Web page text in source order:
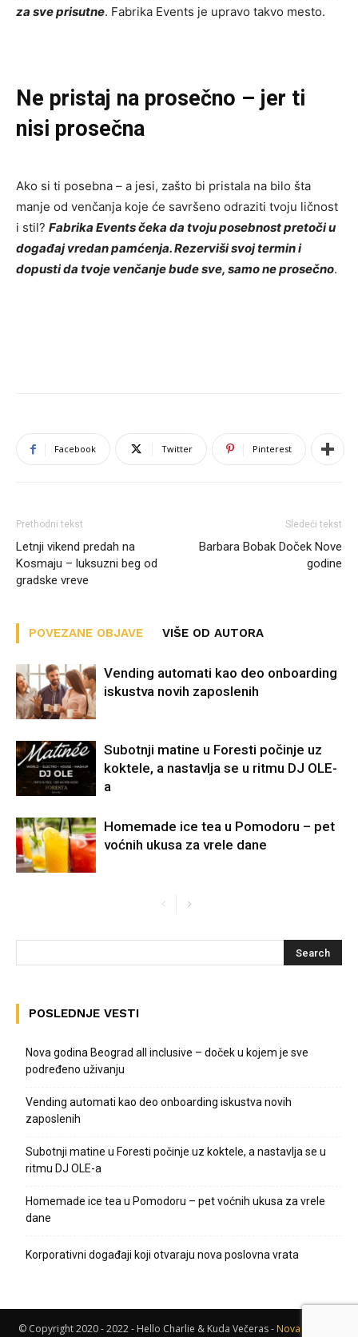
za sve prisutne. Fabrika Events je upravo takvo mesto.
Ne pristaj na prosečno – jer ti
nisi prosečna
Ako si ti posebna – a jesi, zašto bi pristala na bilo šta
manje od venčanja koje će savršeno odraziti tvoju ličnost
i stil? Fabrika Events čeka da tvoju posebnost pretoči u
događaj vredan pamćenja. Rezerviši svoj termin i
dopusti da tvoje venčanje bude sve, samo ne prosečno.
Facebook Twitter Pinterest
Prethodni tekst
Letnji vikend predah na
Kosmaju – luksuzni beg od
gradske vreve
Sledeći tekst
Barbara Bobak Doček Nove
godine
POVEZANE OBJAVE VIŠE OD AUTORA
Vending automati kao deo onboarding
iskustva novih zaposlenih
Subotnji matine u Foresti počinje uz
koktele, a nastavlja se u ritmu DJ OLE-
a
Homemade ice tea u Pomodoru – pet
voćnih ukusa za vrele dane
POSLEDNJE VESTI
Nova godina Beograd all inclusive – doček u kojem je sve
podređeno uživanju
Vending automati kao deo onboarding iskustva novih
zaposlenih
Subotnji matine u Foresti počinje uz koktele, a nastavlja se u
ritmu DJ OLE-a
Homemade ice tea u Pomodoru – pet voćnih ukusa za vrele
dane
Korporativni događaji koji otvaraju nova poslovna vrata
© Copyright 2020 - 2022 - Hello Charlie & Kuda Večeras - Nova godina